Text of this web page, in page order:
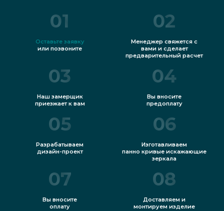
01
Оставьте заявку
или позвоните
02
Менеджер свяжется с
вами и сделает
предварительный расчет
03
Наш замерщик
приезжает к вам
04
Вы вносите
предоплату
05
Разрабатываем
дизайн-проект
06
Изготавливаем
панно кривые искажающие
зеркала
07
Вы вносите
оплату
08
Доставляем и
монтируем изделие